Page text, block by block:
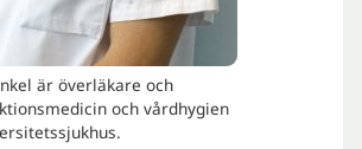
är överläkare och
och vårdhygien